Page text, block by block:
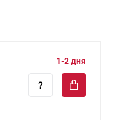
1-2 дня